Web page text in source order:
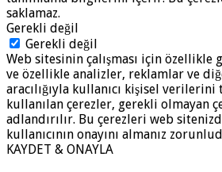
saklamaz.
Gerekli değil
Gerekli değil
Web sitesinin çalışması için özellikle
ve özellikle analizler, reklamlar ve
aracılığıyla kullanıcı kişisel
kullanılan çerezler, gerekli olmayan
adlandırılır. Bu çerezleri web
kullanıcının onayını almanız
KAYDET & ONAYLA